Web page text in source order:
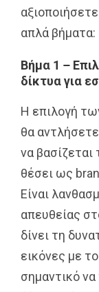
απλά βήματα:
Βήμα 1 –
δίκτυα για
Η επιλογή
θα
να
θέσει ως
Είναι
απευθείας
δίνει τη
εικόνες με
σημαντικό